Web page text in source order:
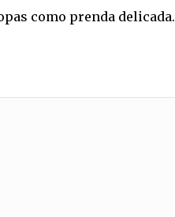
como prenda delicada.